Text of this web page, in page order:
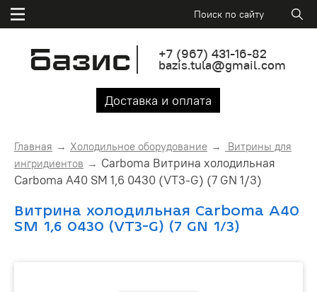
+7 (967) 431-16-82
bazis.tula@gmail.com
Доставка и оплата
Главная Холодильное оборудование
Витрины для
ингридиентов
Carboma Витрина холодильная
Carboma A40 SM 1,6 0430 (VT3-G) (7 GN 1/3)
Витрина холодильная Carboma A40
SM 1,6 0430 (VT3-G) (7 GN 1/3)